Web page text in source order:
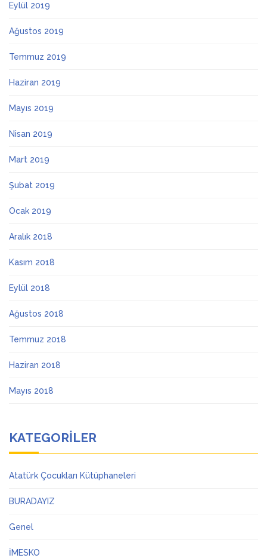
Eylül 2019
Ağustos 2019
Temmuz 2019
Haziran 2019
Mayıs 2019
Nisan 2019
Mart 2019
Şubat 2019
Ocak 2019
Aralık 2018
Kasım 2018
Eylül 2018
Ağustos 2018
Temmuz 2018
Haziran 2018
Mayıs 2018
KATEGORILER
Atatürk Çocukları Kütüphaneleri
BURADAYIZ
Genel
İMESKO